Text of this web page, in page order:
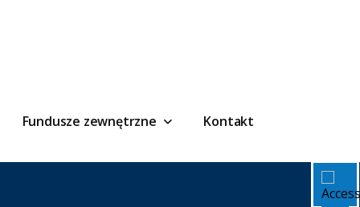
Fundusze zewnętrzne Kontakt